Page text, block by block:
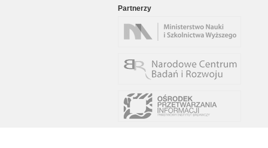
Partnerzy